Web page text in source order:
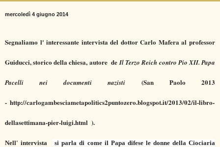
mercoledì 4 giugno 2014
Segnaliamo l' interessante intervista del dottor Carlo Mafera al professor
Guiducci, storico della chiesa, autore de Il Terzo Reich contro Pio XII. Papa
Pacelli nei documenti nazisti (San Paolo 2013
- http://carlogambesciametapolitics2puntozero.blogspot.it/2013/02/il-libro-
dellasettimana-pier-luigi.html ).
Nell' intervista si parla di come il Papa difese le donne della Ciociaria